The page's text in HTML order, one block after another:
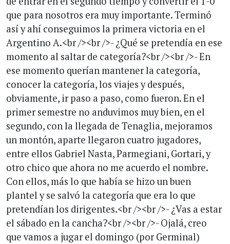
que para nosotros era muy importante. Terminó
así y ahí conseguimos la primera victoria en el
Argentino A.<br /><br />- ¿Qué se pretendía en ese
momento al saltar de categoría?<br /><br />- En
ese momento querían mantener la categoría,
conocer la categoría, los viajes y después,
obviamente, ir paso a paso, como fueron. En el
primer semestre no anduvimos muy bien, en el
segundo, con la llegada de Tenaglia, mejoramos
un montón, aparte llegaron cuatro jugadores,
entre ellos Gabriel Nasta, Parmegiani, Gortari, y
otro chico que ahora no me acuerdo el nombre.
Con ellos, más lo que había se hizo un buen
plantel y se salvó la categoría que era lo que
pretendían los dirigentes.<br /><br />- ¿Vas a estar
el sábado en la cancha?<br /><br />- Ojalá, creo
que vamos a jugar el domingo (por Germinal)